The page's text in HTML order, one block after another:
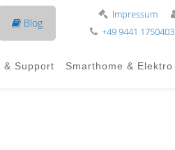
Blog
Impressum
+49 9441 1750403
& Support Smarthome & Elektro